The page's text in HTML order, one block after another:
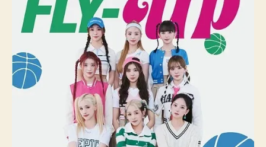
n
ê
s
o
m
o
s
i
n
g